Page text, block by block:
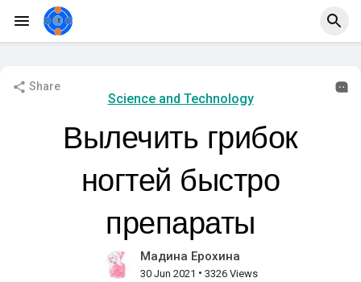
Share
Science and Technology
Вылечить грибок
ногтей быстро
препараты
Мадина Ерохина
30 Jun 2021 • 3326 Views